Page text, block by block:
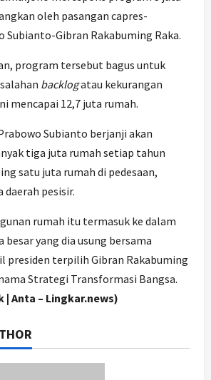
oleh pasangan capres-
Subianto-Gibran Rakabuming Raka.
program tersebut bagus untuk
backlogatau kekurangan
mencapai 12,7 juta rumah.
Subianto berjanji akan
tiga juta rumah setiap tahun
satu juta rumah di pedesaan,
pesisir.
rumah itu termasuk ke dalam
besar yang dia usung bersama
presiden terpilih Gibran Rakabuming
Strategi Transformasi Bangsa.
Anta – Lingkar.news)